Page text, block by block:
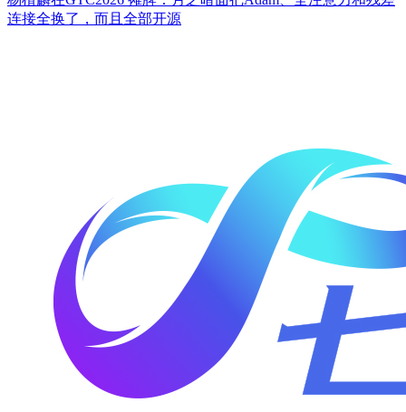
连接全换了，而且全部开源